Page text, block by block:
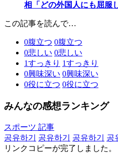
相「どの外国人にも屈服
この記事を読んで…
0腹立つ 0腹立つ
0悲しい 0悲しい
1すっきり 1すっきり
0興味深い 0興味深い
0役に立つ 0役に立つ
みんなの感想ランキング
スポーツ 記事
공유하기
공유하기 공유하기 공
リンクコピーが完了しました。